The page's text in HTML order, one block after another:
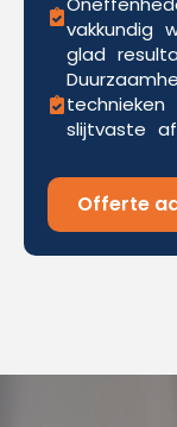
vakkundig
glad
slijtvaste
Offerte